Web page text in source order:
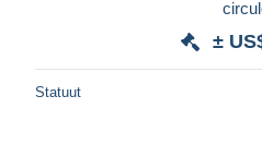
±
Statuut